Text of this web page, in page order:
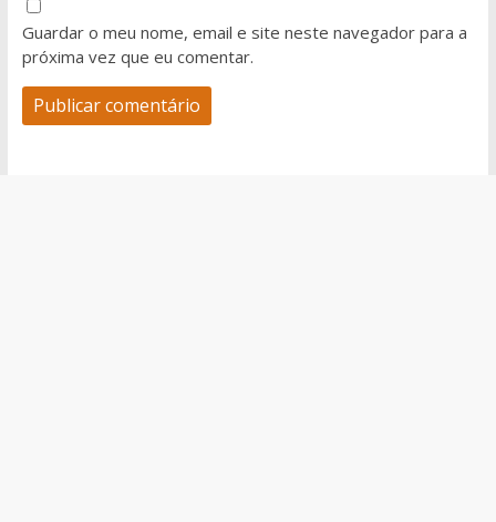
Guardar o meu nome, email e site neste navegador para a
próxima vez que eu comentar.